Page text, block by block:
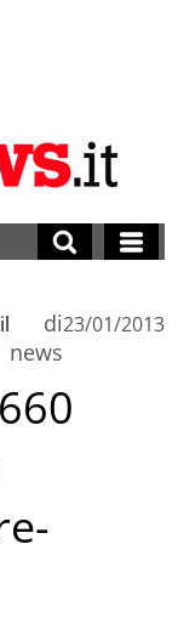
di
news
il 23/01/2013